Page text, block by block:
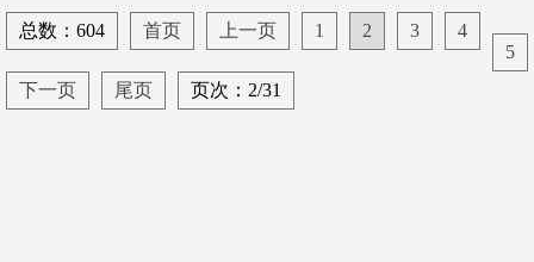
总数：604 首页 上一页 1 2 3
4
5
下一页
尾页 页次：2/31